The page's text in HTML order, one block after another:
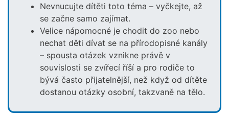
Nevnucujte dítěti toto téma – vyčkejte, až
se začne samo zajímat.
Velice nápomocné je chodit do zoo nebo
nechat děti dívat se na přírodopisné kanály
– spousta otázek vznikne právě v
souvislosti se zvířecí říší a pro rodiče to
bývá často přijatelnější, než když od dítěte
dostanou otázky osobní, takzvaně na tělo.